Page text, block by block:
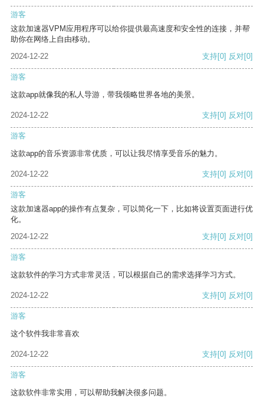
游客
这款加速器VPM应用程序可以给你提供最高速度和安全性的连接，并帮
助你在网络上自由移动。
2024-12-22
支持[0] 反对[0]
游客
这款app就像我的私人导游，带我领略世界各地的美景。
2024-12-22 支持[0] 反对[0]
游客
这款app的音乐资源非常优质，可以让我尽情享受音乐的魅力。
2024-12-22 支持[0] 反对[0]
游客
这款加速器app的操作有点复杂，可以简化一下，比如将设置页面进行优
化。
2024-12-22
支持[0] 反对[0]
游客
这款软件的学习方式非常灵活，可以根据自己的需求选择学习方式。
2024-12-22 支持[0] 反对[0]
游客
这个软件我非常喜欢
2024-12-22 支持[0] 反对[0]
游客
这款软件非常实用，可以帮助我解决很多问题。